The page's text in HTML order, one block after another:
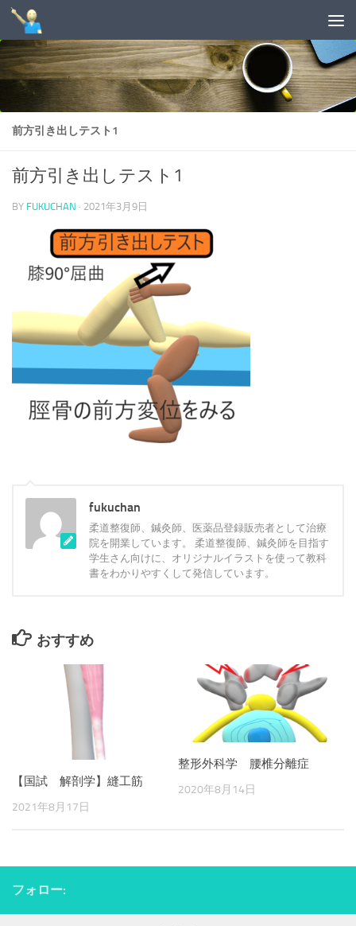
コンテンツへスキップ
前方引き出しテスト1
前方引き出しテスト1
BY FUKUCHAN · 2021年3月9日
fukuchan
柔道整復師、鍼灸師、医薬品登録販売者として治療
院を開業しています。 柔道整復師、鍼灸師を目指す
学生さん向けに、オリジナルイラストを使って教科
書をわかりやすくして発信しています。
おすすめ
【国試 解剖学】縫工筋
2021年8月17日
整形外科学 腰椎分離症
2020年8月14日
フォロー: